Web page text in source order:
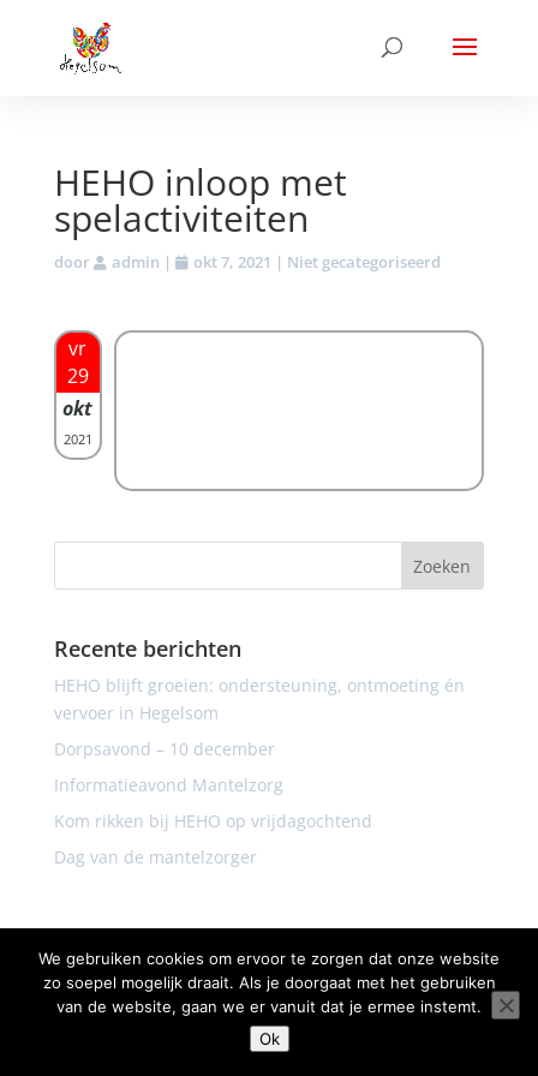
HEHO inloop met
spelactiviteiten
door admin | okt 7, 2021 | Niet gecategoriseerd
vr
29
okt
2021
Recente berichten
HEHO blijft groeien: ondersteuning, ontmoeting én
vervoer in Hegelsom
Dorpsavond – 10 december
Informatieavond Mantelzorg
Kom rikken bij HEHO op vrijdagochtend
Dag van de mantelzorger
We gebruiken cookies om ervoor te zorgen dat onze website
zo soepel mogelijk draait. Als je doorgaat met het gebruiken
van de website, gaan we er vanuit dat je ermee instemt.
Ok